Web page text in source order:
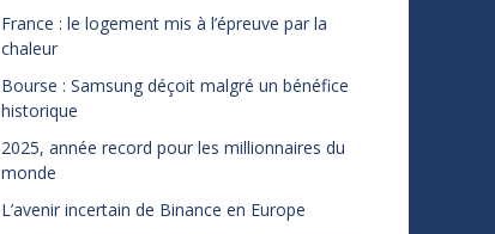
France : le logement mis à l’épreuve par la
chaleur
Bourse : Samsung déçoit malgré un bénéfice
historique
2025, année record pour les millionnaires du
monde
L’avenir incertain de Binance en Europe